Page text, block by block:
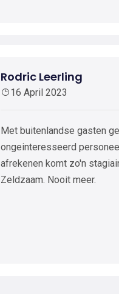
Rodric Leerling
16 April 2023
Met buitenlandse gasten
ongeinteresseerd
afrekenen komt zo'n
Zeldzaam. Nooit meer.